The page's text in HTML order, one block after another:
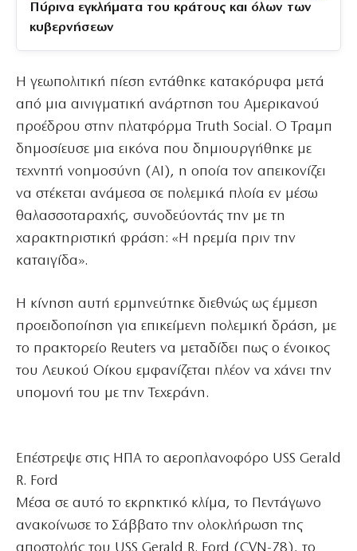
Πύρινα εγκλήματα του κράτους και όλων των
κυβερνήσεων
Η γεωπολιτική πίεση εντάθηκε κατακόρυφα μετά
από μια αινιγματική ανάρτηση του Αμερικανού
προέδρου στην πλατφόρμα Truth Social. Ο Τραμπ
δημοσίευσε μια εικόνα που δημιουργήθηκε με
τεχνητή νοημοσύνη (AI), η οποία τον απεικονίζει
να στέκεται ανάμεσα σε πολεμικά πλοία εν μέσω
θαλασσοταραχής, συνοδεύοντάς την με τη
χαρακτηριστική φράση: «Η ηρεμία πριν την
καταιγίδα».
Η κίνηση αυτή ερμηνεύτηκε διεθνώς ως έμμεση
προειδοποίηση για επικείμενη πολεμική δράση, με
το πρακτορείο Reuters να μεταδίδει πως ο ένοικος
του Λευκού Οίκου εμφανίζεται πλέον να χάνει την
υπομονή του με την Τεχεράνη.
Επέστρεψε στις ΗΠΑ το αεροπλανοφόρο USS Gerald
R. Ford
Μέσα σε αυτό το εκρηκτικό κλίμα, το Πεντάγωνο
ανακοίνωσε το Σάββατο την ολοκλήρωση της